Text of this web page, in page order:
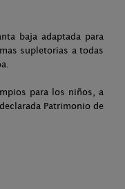
baja adaptada para
supletorias a todas
para los niños, a
Patrimonio de